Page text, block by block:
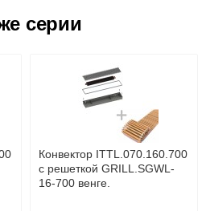
Москве и Московской области
на сайте в режиме реального
получении товара как при
деньги, Web-money,
(возможно и с НДС)
серии
Конвектор ITTL.070.160.700
с решеткой GRILL.SGWL-
16-700 венге.